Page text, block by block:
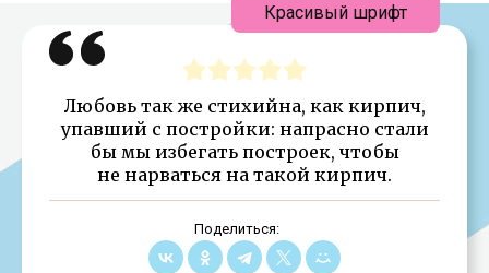
Любовь так же стихийна, как кирпич,
упавший с постройки: напрасно стали
бы мы избегать построек, чтобы
не нарваться на такой кирпич.
Поделиться:
Красивый шрифт